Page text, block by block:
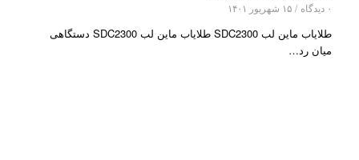
۰ دیدگاه / ۱۵ شهریور ۱۴۰۱
طلایاب ماین لب SDC2300 طلایاب ماین لب SDC2300 دستگاهی
میان رد…